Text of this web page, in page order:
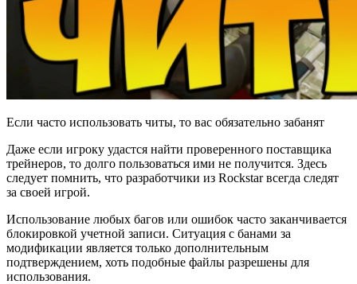
Если часто использовать читы, то вас обязательно забанят
Даже если игроку удастся найти проверенного поставщика
трейнеров, то долго пользоваться ими не получится. Здесь
следует помнить, что разработчики из Rockstar всегда следят
за своей игрой.
Использование любых багов или ошибок часто заканчивается
блокировкой учетной записи. Ситуация с банами за
модификации является только дополнительным
подтверждением, хоть подобные файлы разрешены для
использования.